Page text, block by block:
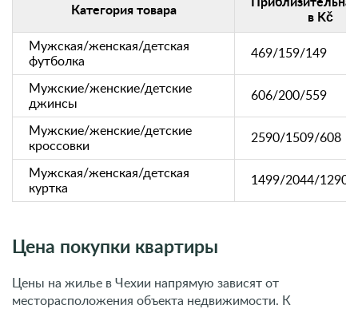
Категория товара
в Kč
Мужская/женская/детская
футболка
469/159/149
Мужские/женские/детские
джинсы
606/200/559
Мужские/женские/детские
кроссовки
2590/1509/608
Мужская/женская/детская
куртка
1499/2044/1290
Цена покупки квартиры
Цены на жилье в Чехии напрямую зависят от
месторасположения объекта недвижимости. К